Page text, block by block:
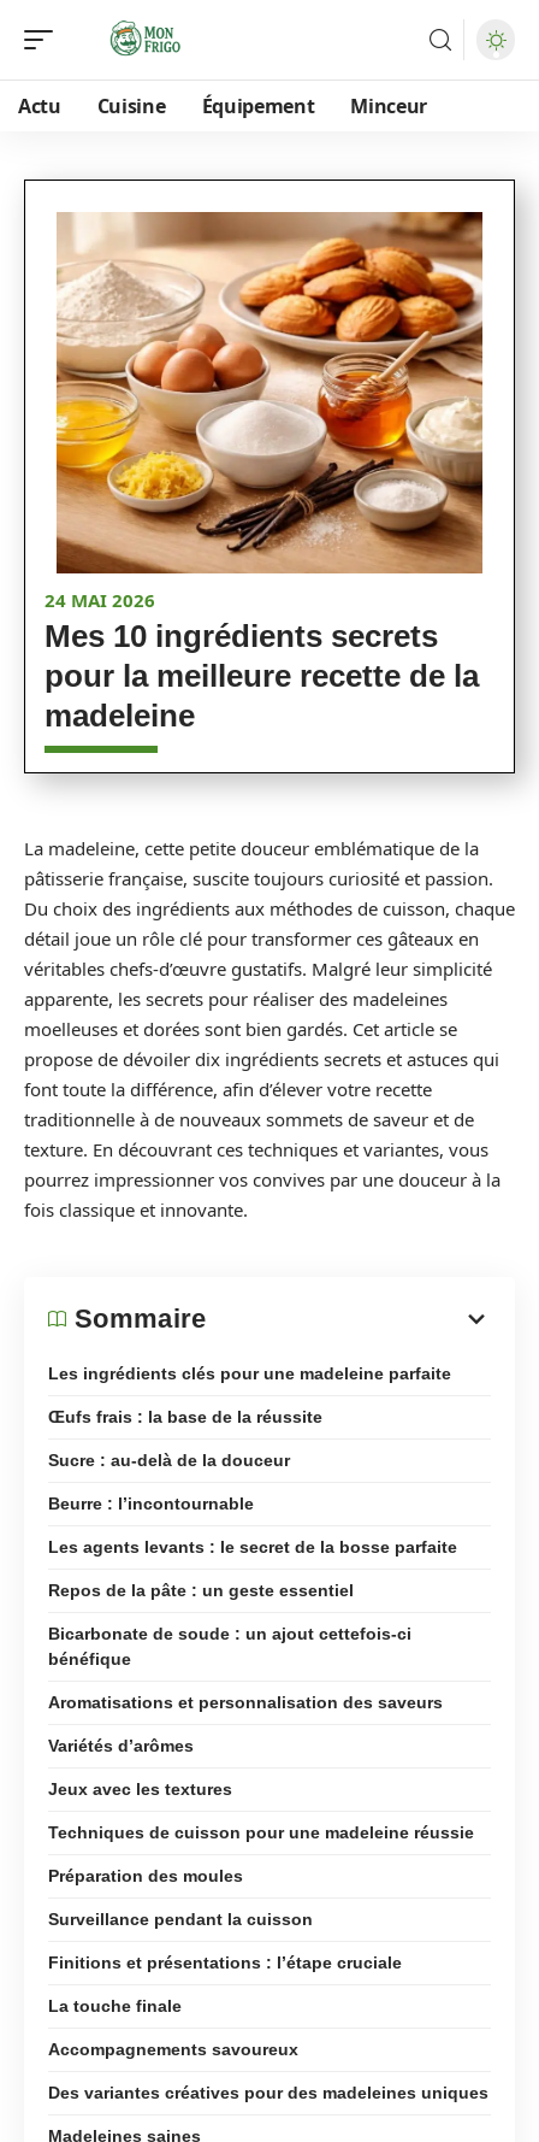
Actu Cuisine Équipement Minceur
24 MAI 2026
Mes 10 ingrédients secrets
pour la meilleure recette de la
madeleine
La madeleine, cette petite douceur emblématique de la
pâtisserie française, suscite toujours curiosité et passion.
Du choix des ingrédients aux méthodes de cuisson, chaque
détail joue un rôle clé pour transformer ces gâteaux en
véritables chefs-d’œuvre gustatifs. Malgré leur simplicité
apparente, les secrets pour réaliser des madeleines
moelleuses et dorées sont bien gardés. Cet article se
propose de dévoiler dix ingrédients secrets et astuces qui
font toute la différence, afin d’élever votre recette
traditionnelle à de nouveaux sommets de saveur et de
texture. En découvrant ces techniques et variantes, vous
pourrez impressionner vos convives par une douceur à la
fois classique et innovante.
Sommaire
Les ingrédients clés pour une madeleine parfaite
Œufs frais : la base de la réussite
Sucre : au-delà de la douceur
Beurre : l’incontournable
Les agents levants : le secret de la bosse parfaite
Repos de la pâte : un geste essentiel
Bicarbonate de soude : un ajout cettefois-ci
bénéfique
Aromatisations et personnalisation des saveurs
Variétés d’arômes
Jeux avec les textures
Techniques de cuisson pour une madeleine réussie
Préparation des moules
Surveillance pendant la cuisson
Finitions et présentations : l’étape cruciale
La touche finale
Accompagnements savoureux
Des variantes créatives pour des madeleines uniques
Madeleines saines